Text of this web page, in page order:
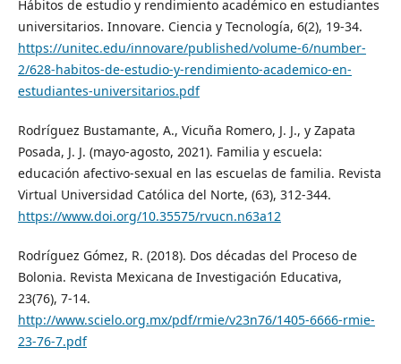
Hábitos de estudio y rendimiento académico en estudiantes
universitarios. Innovare. Ciencia y Tecnología, 6(2), 19-34.
https://unitec.edu/innovare/published/volume-6/number-
2/628-habitos-de-estudio-y-rendimiento-academico-en-
estudiantes-universitarios.pdf
Rodríguez Bustamante, A., Vicuña Romero, J. J., y Zapata
Posada, J. J. (mayo-agosto, 2021). Familia y escuela:
educación afectivo-sexual en las escuelas de familia. Revista
Virtual Universidad Católica del Norte, (63), 312-344.
https://www.doi.org/10.35575/rvucn.n63a12
Rodríguez Gómez, R. (2018). Dos décadas del Proceso de
Bolonia. Revista Mexicana de Investigación Educativa,
23(76), 7-14.
http://www.scielo.org.mx/pdf/rmie/v23n76/1405-6666-rmie-
23-76-7.pdf